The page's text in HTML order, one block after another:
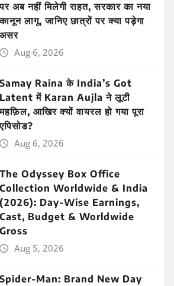
पर अब नहीं मिलेगी राहत, सरकार का नया
कानून लागू, जानिए छात्रों पर क्या पड़ेगा
असर
Aug 6, 2026
Samay Raina के India’s Got
Latent में Karan Aujla ने लूटी
महफ़िल, आखिर क्यों वायरल हो गया पूरा
एपिसोड?
Aug 6, 2026
The Odyssey Box Office
Collection Worldwide & India
(2026): Day-Wise Earnings,
Cast, Budget & Worldwide
Gross
Aug 5, 2026
Spider-Man: Brand New Day